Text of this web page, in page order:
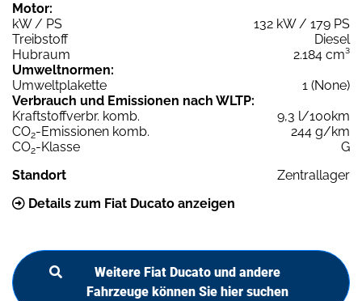
Motor:
kW / PS
132 kW / 179 PS
Treibstoff
Diesel
Hubraum
2.184 cm³
Umweltnormen:
Umweltplakette
1 (None)
Verbrauch und Emissionen nach WLTP:
Kraftstoffverbr. komb.
9,3 l/100km
CO2-Emissionen komb.
244 g/km
CO2-Klasse
G
Standort
Zentrallager
Details zum Fiat Ducato anzeigen
Weitere Fiat Ducato und andere
Fahrzeuge können Sie hier suchen